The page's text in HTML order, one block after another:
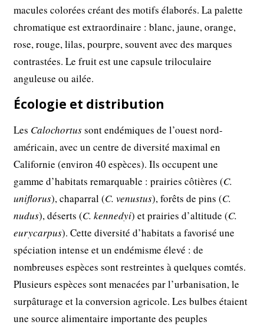
macules colorées créant des motifs élaborés. La palette
chromatique est extraordinaire : blanc, jaune, orange,
rose, rouge, lilas, pourpre, souvent avec des marques
contrastées. Le fruit est une capsule triloculaire
anguleuse ou ailée.
Écologie et distribution
Les Calochortussont endémiques de l’ouest nord-
américain, avec un centre de diversité maximal en
Californie (environ 40 espèces). Ils occupent une
gamme d’habitats remarquable : prairies côtières (C.
uniflorus), chaparral (C. venustus), forêts de pins (C.
nudus), déserts (C. kennedyi) et prairies d’altitude (C.
eurycarpus). Cette diversité d’habitats a favorisé une
spéciation intense et un endémisme élevé : de
nombreuses espèces sont restreintes à quelques comtés.
Plusieurs espèces sont menacées par l’urbanisation, le
surpâturage et la conversion agricole. Les bulbes étaient
une source alimentaire importante des peuples